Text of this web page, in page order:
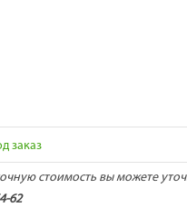
заказ
стоимость вы можете
62